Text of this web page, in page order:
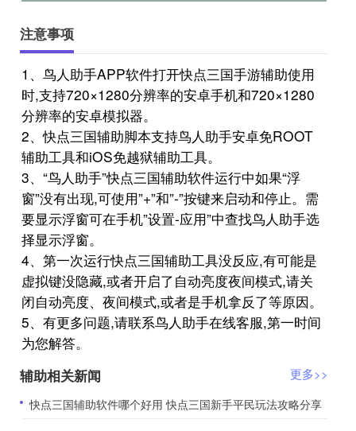
注意事项
1、鸟人助手APP软件打开快点三国手游辅助使用
时,支持720×1280分辨率的安卓手机和720×1280
分辨率的安卓模拟器。
2、快点三国辅助脚本支持鸟人助手安卓免ROOT
辅助工具和iOS免越狱辅助工具。
3、“鸟人助手”快点三国辅助软件运行中如果“浮
窗”没有出现,可使用”+”和”-”按键来启动和停止。需
要显示浮窗可在手机”设置-应用”中查找鸟人助手选
择显示浮窗。
4、第一次运行快点三国辅助工具没反应,有可能是
虚拟键没隐藏,或者开启了自动亮度夜间模式,请关
闭自动亮度、夜间模式,或者是手机拿反了等原因。
5、有更多问题,请联系鸟人助手在线客服,第一时间
为您解答。
辅助相关新闻
更多>>
​快点三国辅助软件哪个好用 快点三国新手平民玩法攻略分享